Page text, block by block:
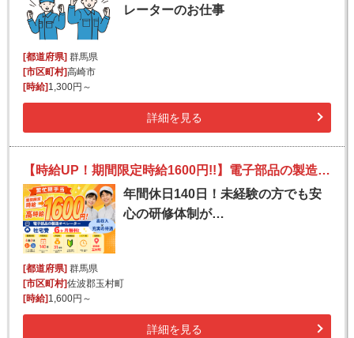
レーターのお仕事
[都道府県] 群馬県
[市区町村]高崎市
[時給] 1,300円～
詳細を見る
【時給UP！期間限定時給1600円!!】電子部品の製造オペレーター
年間休日140日！未経験の方でも安
心の研修体制が…
[都道府県]群馬県
[市区町村]佐波郡玉村町
[時給]1,600円～
詳細を見る